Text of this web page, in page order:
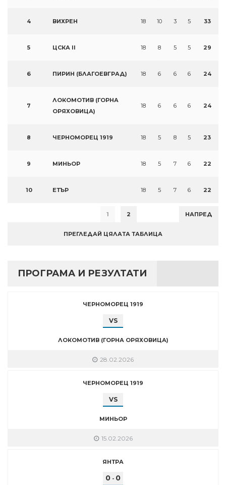
4 ВИХРЕН 18 10 3 5 33
5 ЦСКА II 18 8 5 5 29
6 ПИРИН (БЛАГОЕВГРАД) 18 6 6 6 24
7
ЛОКОМОТИВ (ГОРНА
ОРЯХОВИЦА)
18 6 6 6 24
8 ЧЕРНОМОРЕЦ 1919 18 5 8 5 23
9 МИНЬОР 18 5 7 6 22
10 ЕТЪР 18 5 7 6 22
1 2 НАПРЕД
ПРЕГЛЕДАЙ ЦЯЛАТА ТАБЛИЦА
ПРОГРАМА И РЕЗУЛТАТИ
ЧЕРНОМОРЕЦ 1919
VS
ЛОКОМОТИВ (ГОРНА ОРЯХОВИЦА)
28.02.2026
ЧЕРНОМОРЕЦ 1919
VS
МИНЬОР
15.02.2026
ЯНТРА
0 - 0